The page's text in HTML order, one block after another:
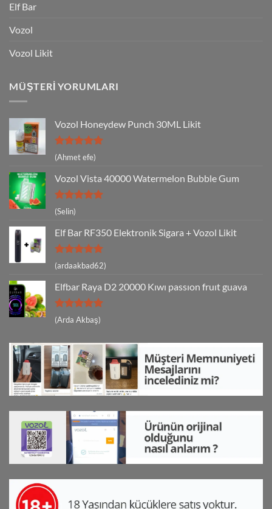
Elf Bar
Vozol
Vozol Likit
MÜŞTERI YORUMLARI
Vozol Honeydew Punch 30ML Likit
5 üzerinden
5
(Ahmet efe)
Vozol Vista 40000 Watermelon Bubble Gum
5 üzerinden
5
oy aldı
(Selin)
Elf Bar RF350 Elektronik Sigara + Vozol Likit
5 üzerinden
5
(ardaakbad62)
Elfbar Raya D2 20000 Kıwı passıon fruıt guava
5 üzerinden
5
(Arda Akbaş)